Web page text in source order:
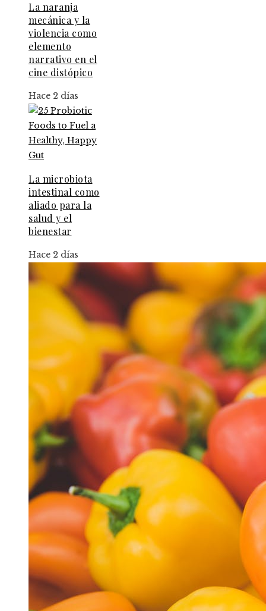
La naranja
mecánica y la
violencia como
elemento
narrativo en el
cine distópico
Hace 2 días
La microbiota
intestinal como
aliado para la
salud y el
bienestar
Hace 2 días